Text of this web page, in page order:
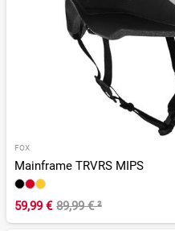
FOX
Mainframe TRVRS MIPS
59,99 € 89,99 €²